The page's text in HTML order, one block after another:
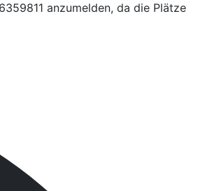
anzumelden, da die Plätze